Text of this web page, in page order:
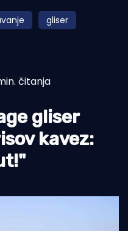
gliser
čitanja
gliser
kavez: